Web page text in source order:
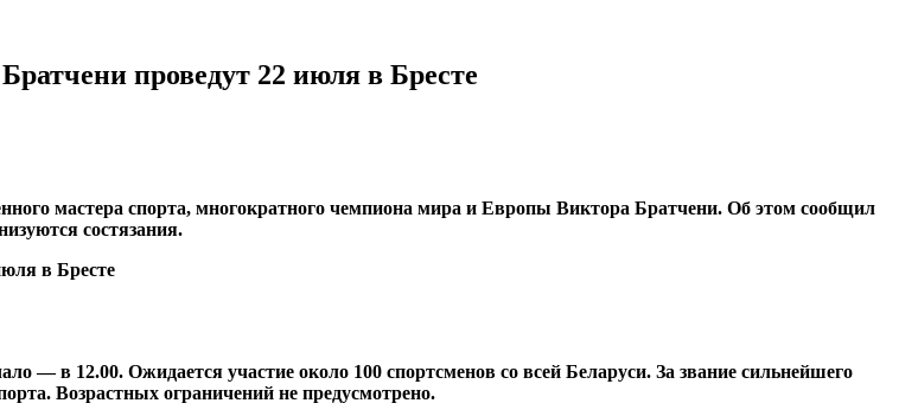
проведут 22 июля в Бресте
мастера спорта, многократного чемпиона мира и Европы Виктора Братчени. Об этом сообщил
состязания.
— в 12.00. Ожидается участие около 100 спортсменов со всей Беларуси. За звание сильнейшего
Возрастных ограничений не предусмотрено.